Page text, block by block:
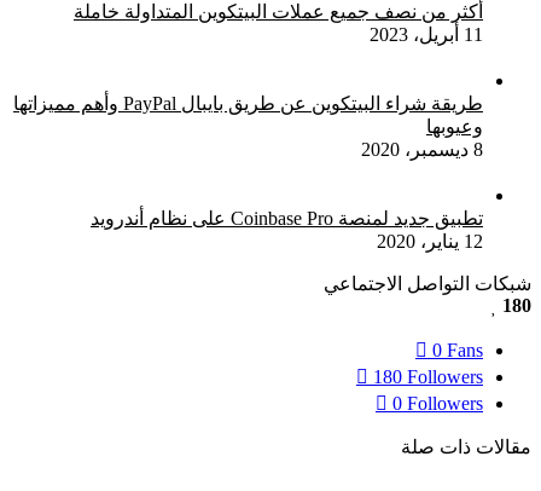
أكثر من نصف جميع عملات البيتكوين المتداولة خاملة
11 أبريل، 2023
طريقة شراء البيتكوين عن طريق بايبال PayPal وأهم مميزاتها
وعيوبها
8 ديسمبر، 2020
تطبيق جديد لمنصة Coinbase Pro على نظام أندرويد
12 يناير، 2020
شبكات التواصل الاجتماعي
180
0 Fans
180 Followers
0 Followers
مقالات ذات صلة